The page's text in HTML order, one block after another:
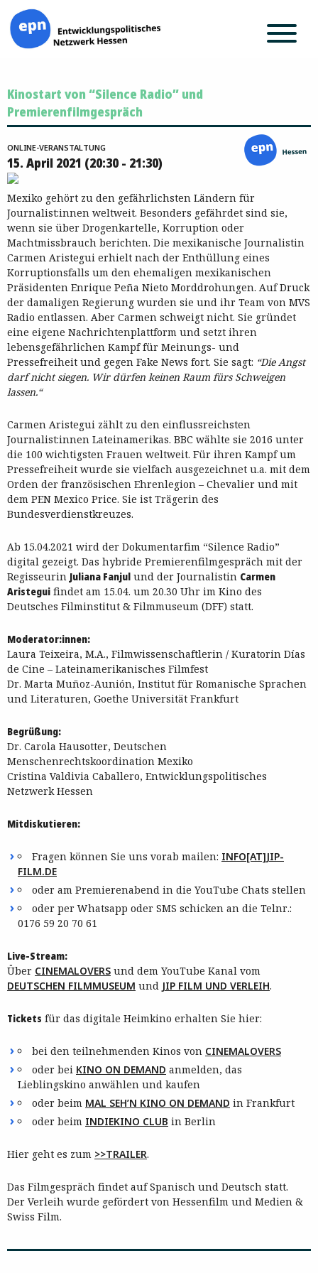
Inhalt
springen
Kinostart von “Silence Radio” und
Premierenfilmgespräch
ONLINE-VERANSTALTUNG
15. April 2021 (20:30 - 21:30)
Mexiko gehört zu den gefährlichsten Ländern für
Journalist:innen weltweit. Besonders gefährdet sind sie,
wenn sie über Drogenkartelle, Korruption oder
Machtmissbrauch berichten. Die mexikanische Journalistin
Carmen Aristegui erhielt nach der Enthüllung eines
Korruptionsfalls um den ehemaligen mexikanischen
Präsidenten Enrique Peña Nieto Morddrohungen. Auf Druck
der damaligen Regierung wurden sie und ihr Team von MVS
Radio entlassen. Aber Carmen schweigt nicht. Sie gründet
eine eigene Nachrichtenplattform und setzt ihren
lebensgefährlichen Kampf für Meinungs- und
Pressefreiheit und gegen Fake News fort. Sie sagt: “Die Angst
darf nicht siegen. Wir dürfen keinen Raum fürs Schweigen
lassen.“
Carmen Aristegui zählt zu den einflussreichsten
Journalist:innen Lateinamerikas. BBC wählte sie 2016 unter
die 100 wichtigsten Frauen weltweit. Für ihren Kampf um
Pressefreiheit wurde sie vielfach ausgezeichnet u.a. mit dem
Orden der französischen Ehrenlegion – Chevalier und mit
dem PEN Mexico Price. Sie ist Trägerin des
Bundesverdienstkreuzes.
Ab 15.04.2021 wird der Dokumentarfim “Silence Radio”
digital gezeigt. Das hybride Premierenfilmgespräch mit der
Regisseurin Juliana Fanjul und der Journalistin Carmen
Aristegui findet am 15.04. um 20.30 Uhr im Kino des
Deutsches Filminstitut & Filmmuseum (DFF) statt.
Moderator:innen:
Laura Teixeira, M.A., Filmwissenschaftlerin / Kuratorin Días
de Cine – Lateinamerikanisches Filmfest
Dr. Marta Muñoz-Aunión, Institut für Romanische Sprachen
und Literaturen, Goethe Universität Frankfurt
Begrüßung:
Dr. Carola Hausotter, Deutschen
Menschenrechtskoordination Mexiko
Cristina Valdivia Caballero, Entwicklungspolitisches
Netzwerk Hessen
Mitdiskutieren:
Fragen können Sie uns vorab mailen: INFO[AT]JIP-
FILM.DE
oder am Premierenabend in die YouTube Chats stellen
oder per Whatsapp oder SMS schicken an die Telnr.:
0176 59 20 70 61
Live-Stream:
Über CINEMALOVERS und dem YouTube Kanal vom
DEUTSCHEN FILMMUSEUM und JIP FILM UND VERLEIH.
Tickets für das digitale Heimkino erhalten Sie hier:
bei den teilnehmenden Kinos von CINEMALOVERS
oder bei KINO ON DEMAND anmelden, das
Lieblingskino anwählen und kaufen
oder beim MAL SEH’N KINO ON DEMAND in Frankfurt
oder beim INDIEKINO CLUB in Berlin
Hier geht es zum >>TRAILER.
Das Filmgespräch findet auf Spanisch und Deutsch statt.
Der Verleih wurde gefördert von Hessenfilm und Medien &
Swiss Film.